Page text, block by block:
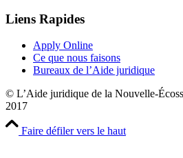
Liens Rapides
Apply Online
Ce que nous faisons
Bureaux de l’Aide juridique
© L’Aide juridique de la Nouvelle-
2017
Faire défiler vers le haut